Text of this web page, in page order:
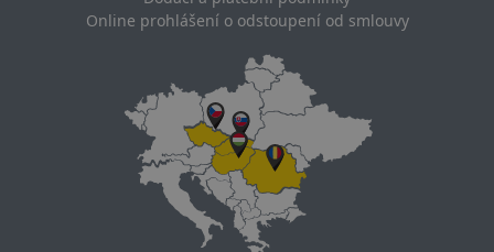
Online prohlášení o odstoupení od smlouvy